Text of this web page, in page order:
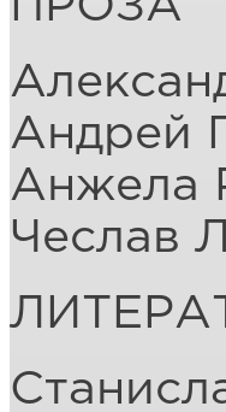
Андрей
Чеслав